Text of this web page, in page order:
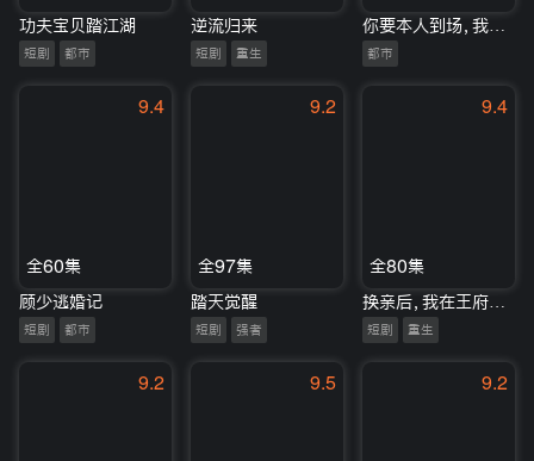
功夫宝贝踏江湖
短剧 都市
逆流归来
短剧 重生 都市
9.4
全60集
顾少逃婚记
短剧 都市
9.2
全97集
踏天觉醒
短剧 强者
9.4
全80集
换亲后，我在王府当主母
短剧 重生
9.2 9.5 9.2